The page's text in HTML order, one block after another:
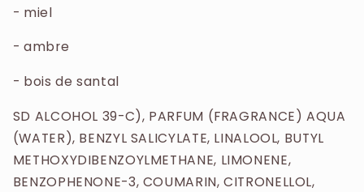
- miel
- ambre
- bois de santal
SD ALCOHOL 39-C), PARFUM (FRAGRANCE) AQUA
(WATER), BENZYL SALICYLATE, LINALOOL, BUTYL
METHOXYDIBENZOYLMETHANE, LIMONENE,
BENZOPHENONE-3, COUMARIN, CITRONELLOL,